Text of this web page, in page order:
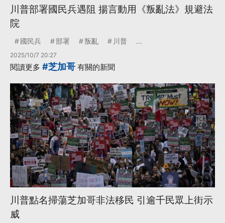
川普部署國民兵遇阻 揚言動用《叛亂法》規避法
院
國民兵 部署 叛亂 川普 ...
2025/10/7 20:27
閱讀更多 #芝加哥 有關的新聞
川普點名掃蕩芝加哥非法移民 引逾千民眾上街示
威